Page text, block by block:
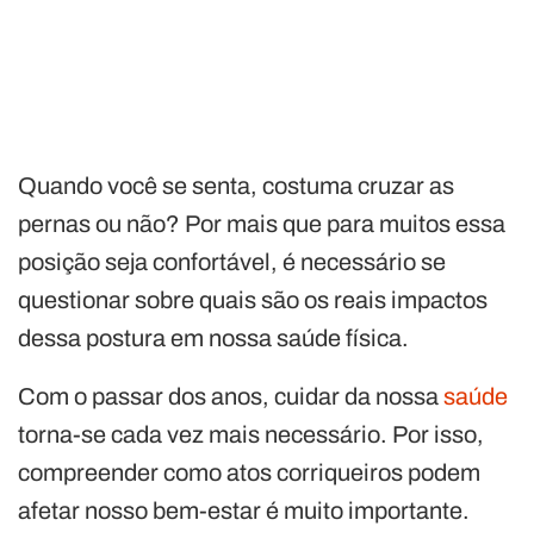
Quando você se senta, costuma cruzar as
pernas ou não? Por mais que para muitos essa
posição seja confortável, é necessário se
questionar sobre quais são os reais impactos
dessa postura em nossa saúde física.
Com o passar dos anos, cuidar da nossasaúde
torna-se cada vez mais necessário. Por isso,
compreender como atos corriqueiros podem
afetar nosso bem-estar é muito importante.